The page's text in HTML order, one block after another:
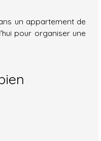
un appartement de
pour organiser une